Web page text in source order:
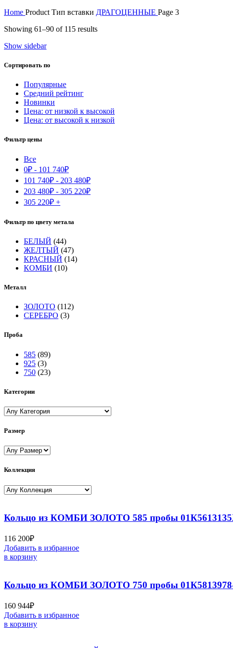
Home Product Тип вставки ДРАГОЦЕННЫЕ Page 3
Showing 61–90 of 115 results
Show sidebar
Сортировать по
Популярные
Средний рейтинг
Новинки
Цена: от низкой к высокой
Цена: от высокой к низкой
Фильтр цены
Все
0₽ - 101 740₽
101 740₽ - 203 480₽
203 480₽ - 305 220₽
305 220₽ +
Фильтр по цвету метала
БЕЛЫЙ (44)
ЖЕЛТЫЙ (47)
КРАСНЫЙ (14)
КОМБИ (10)
Металл
ЗОЛОТО (112)
СЕРЕБРО (3)
Проба
585 (89)
925 (3)
750 (23)
Категории
Размер
Коллекция
Кольцо из КОМБИ ЗОЛОТО 585 пробы
116 200₽
Добавить в избранное
в корзину
Кольцо из КОМБИ ЗОЛОТО 750 пробы
160 944₽
Добавить в избранное
в корзину